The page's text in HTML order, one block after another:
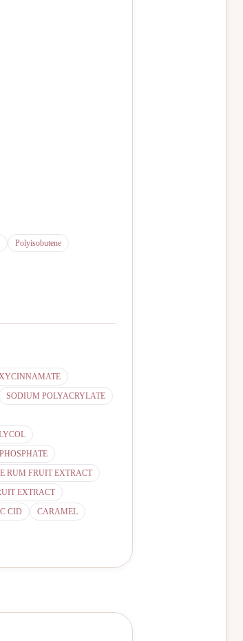
Polyisobutene
SODIUM POLYACRYLATE
RUM FRUIT EXTRACT
EXTRACT
CID
CARAMEL